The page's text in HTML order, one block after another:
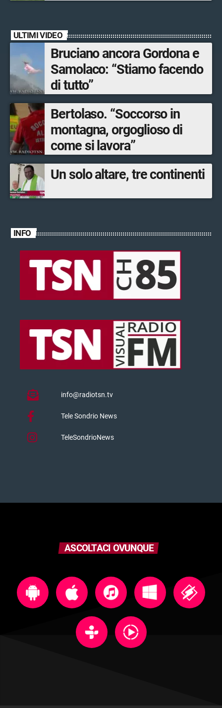
ULTIMI VIDEO
Bruciano ancora Gordona e
Samolaco: “Stiamo facendo
di tutto”
Bertolaso. “Soccorso in
montagna, orgoglioso di
come si lavora”
Un solo altare, tre continenti
INFO
info@radiotsn.tv
Tele Sondrio News
TeleSondrioNews
ASCOLTACI OVUNQUE